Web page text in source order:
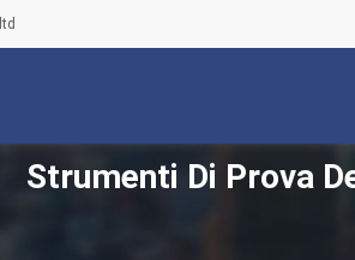
Strumenti Di Prova